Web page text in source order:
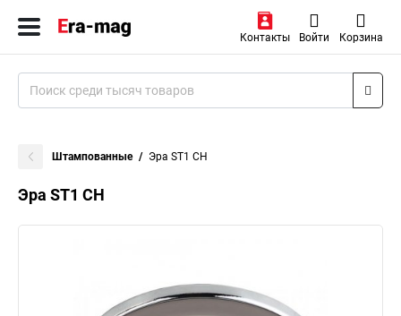
Контакты Войти Корзина
Штампованные Эра ST1 CH
Эра ST1 CH